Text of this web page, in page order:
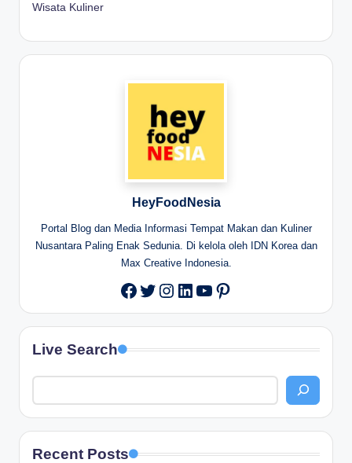
Wisata Kuliner
HeyFoodNesia
Portal Blog dan Media Informasi Tempat Makan dan Kuliner
Nusantara Paling Enak Sedunia. Di kelola oleh IDN Korea dan
Max Creative Indonesia.
Facebook
Twitter
Instagram
LinkedIn
YouTube
Pinterest
Live Search
Recent Posts